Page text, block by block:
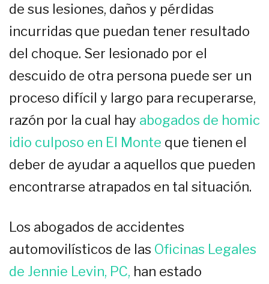
de sus lesiones, daños y pérdidas
incurridas que puedan tener resultado
del choque. Ser lesionado por el
descuido de otra persona puede ser un
proceso difícil y largo para recuperarse,
razón por la cual hay abogados de homic
idio culposo en El Monte que tienen el
deber de ayudar a aquellos que pueden
encontrarse atrapados en tal situación.
Los abogados de accidentes
automovilísticos de las Oficinas Legales
de Jennie Levin, PC, han estado